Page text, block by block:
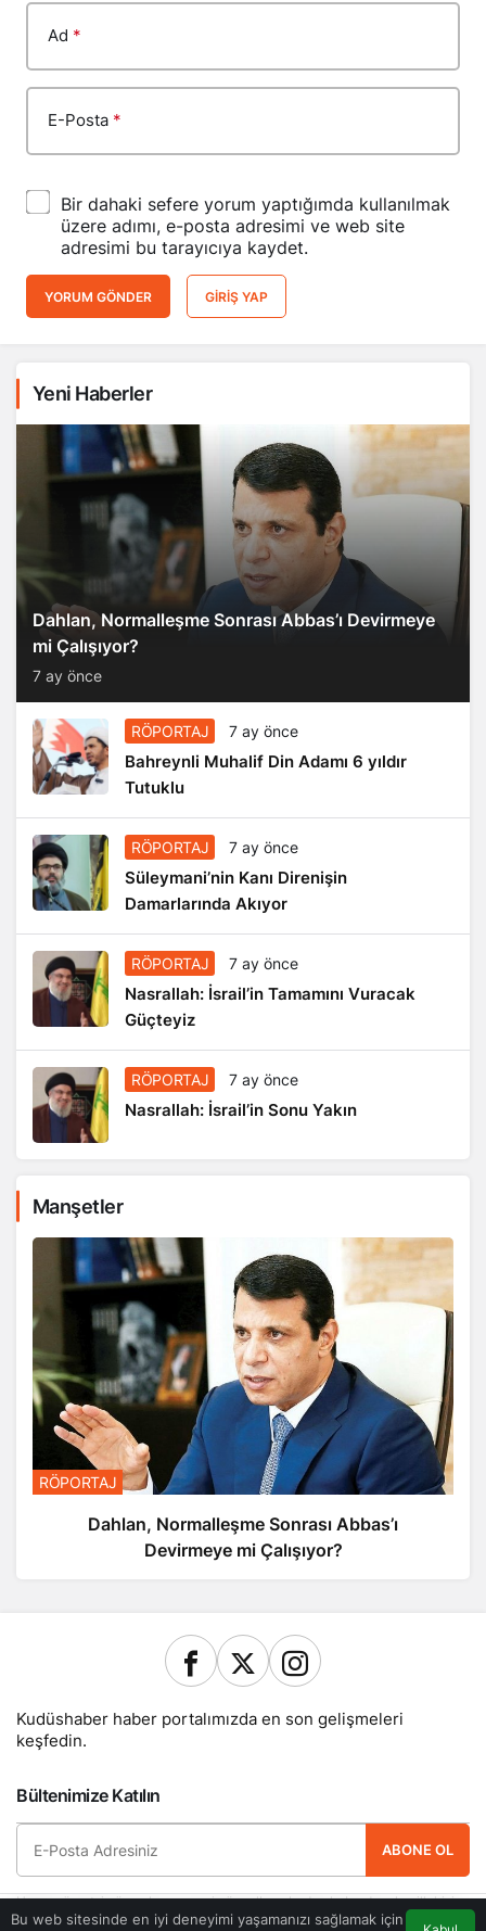
Ad *
E-Posta *
Bir dahaki sefere yorum yaptığımda kullanılmak
üzere adımı, e-posta adresimi ve web site
adresimi bu tarayıcıya kaydet.
YORUM GÖNDER GIRIŞ YAP
Yeni Haberler
Dahlan, Normalleşme Sonrası Abbas’ı Devirmeye
mi Çalışıyor?
7 ay önce
RÖPORTAJ 7 ay önce
Bahreynli Muhalif Din Adamı 6 yıldır
Tutuklu
RÖPORTAJ 7 ay önce
Süleymani’nin Kanı Direnişin
Damarlarında Akıyor
RÖPORTAJ 7 ay önce
Nasrallah: İsrail’in Tamamını Vuracak
Güçteyiz
RÖPORTAJ 7 ay önce
Nasrallah: İsrail’in Sonu Yakın
Manşetler
RÖPORTAJ
Dahlan, Normalleşme Sonrası Abbas’ı
Devirmeye mi Çalışıyor?
Bu web sitesinde en iyi deneyimi yaşamanızı sağlamak için
Kudüshaber haber portalımızda en son gelişmeleri
keşfedin.
Bültenimize Katılın
ABONE OL
Hemen ücretsiz üye olun ve yeni güncellemelerden haberdar olan ilk kişi
olun.